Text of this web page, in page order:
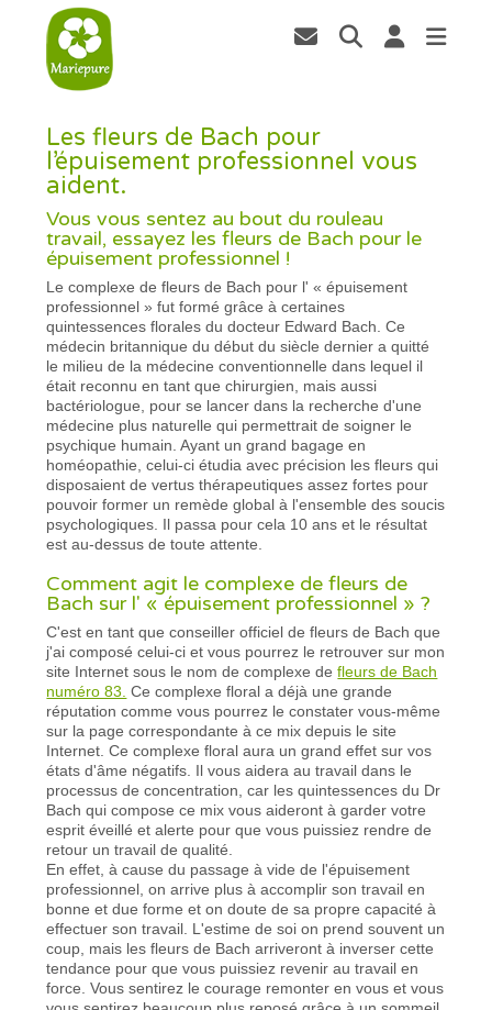
Les fleurs de Bach pour
l’épuisement professionnel vous
aident.
Vous vous sentez au bout du rouleau
travail, essayez les fleurs de Bach pour le
épuisement professionnel !
Le complexe de fleurs de Bach pour l' « épuisement
professionnel » fut formé grâce à certaines
quintessences florales du docteur Edward Bach. Ce
médecin britannique du début du siècle dernier a quitté
le milieu de la médecine conventionnelle dans lequel il
était reconnu en tant que chirurgien, mais aussi
bactériologue, pour se lancer dans la recherche d'une
médecine plus naturelle qui permettrait de soigner le
psychique humain. Ayant un grand bagage en
homéopathie, celui-ci étudia avec précision les fleurs qui
disposaient de vertus thérapeutiques assez fortes pour
pouvoir former un remède global à l'ensemble des soucis
psychologiques. Il passa pour cela 10 ans et le résultat
est au-dessus de toute attente.
Comment agit le complexe de fleurs de
Bach sur l' « épuisement professionnel » ?
C'est en tant que conseiller officiel de fleurs de Bach que
j'ai composé celui-ci et vous pourrez le retrouver sur mon
site Internet sous le nom de complexe defleurs de Bach
numéro 83. Ce complexe floral a déjà une grande
réputation comme vous pourrez le constater vous-même
sur la page correspondante à ce mix depuis le site
Internet. Ce complexe floral aura un grand effet sur vos
états d'âme négatifs. Il vous aidera au travail dans le
processus de concentration, car les quintessences du Dr
Bach qui compose ce mix vous aideront à garder votre
esprit éveillé et alerte pour que vous puissiez rendre de
retour un travail de qualité.
En effet, à cause du passage à vide de l'épuisement
professionnel, on arrive plus à accomplir son travail en
bonne et due forme et on doute de sa propre capacité à
effectuer son travail. L'estime de soi on prend souvent un
coup, mais les fleurs de Bach arriveront à inverser cette
tendance pour que vous puissiez revenir au travail en
force. Vous sentirez le courage remonter en vous et vous